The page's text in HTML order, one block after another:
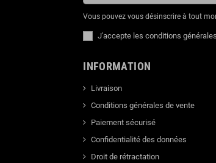
Vous pouvez vous désinscrire à tout
J'accepte les conditions
INFORMATION
Livraison
Conditions générales de vente
Paiement sécurisé
Confidentialité des données
Droit de rétractation